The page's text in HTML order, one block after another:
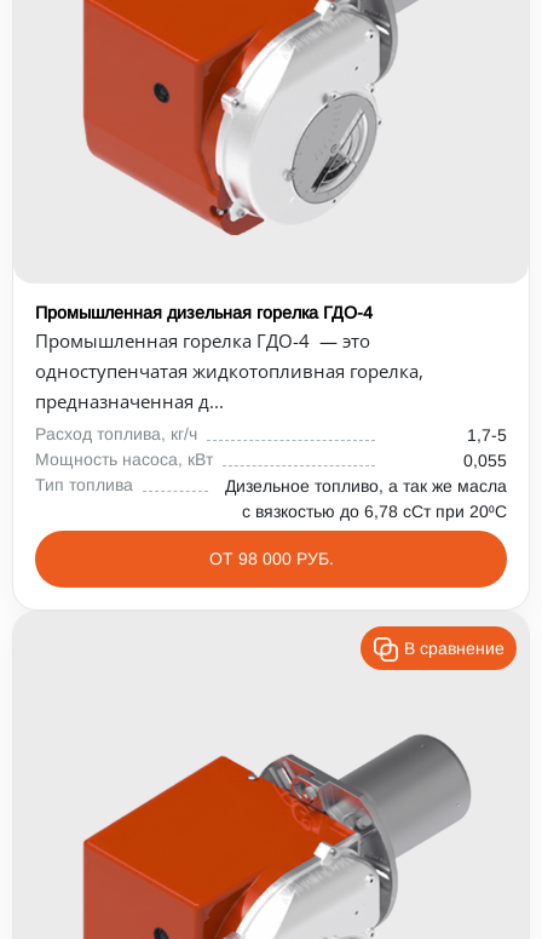
Промышленная дизельная горелка ГДО-4
Промышленная горелка ГДО-4 — это
одноступенчатая жидкотопливная горелка,
предназначенная д...
Расход топлива, кг/ч
1,7-5
Мощность насоса, кВт
0,055
Тип топлива
Дизельное топливо, а так же масла
с вязкостью до 6,78 сСт при 20⁰С
ОТ 98 000 РУБ.
В сравнение